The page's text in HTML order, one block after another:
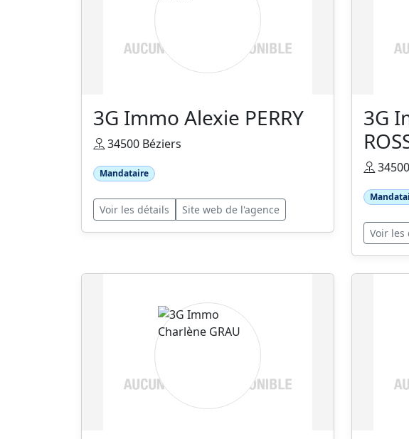
3G Immo Alexie PERRY
34500 Béziers
Mandataire
Voir les détails Site web de l'agence
3G
Voir les